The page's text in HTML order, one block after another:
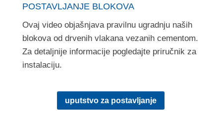
POSTAVLJANJE BLOKOVA
Ovaj video objašnjava pravilnu ugradnju naših
blokova od drvenih vlakana vezanih cementom.
Za detaljnije informacije pogledajte priručnik za
instalaciju.
uputstvo za postavljanje